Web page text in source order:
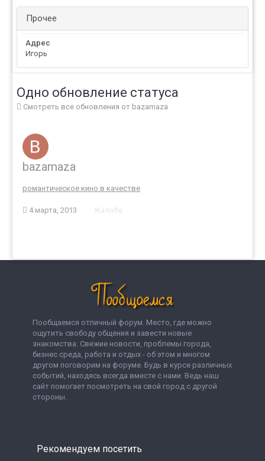
Прочее
Адрес
Игорь
Одно обновление статуса
Смотреть все обновления от bazamaza
bazamaza
романтическое кино в качестве
4 марта, 2013 Жалоба
Пообщаемся отличный форум. Место, где можно
ощутить свободу общения и завести новые
знакомства. Свежие новости, проблемы города,
бизнес среда, работа и отдых - об этом и многом
другом поговорим на форуме. Будь в курсе различных
событий, находясь всегда вместе с нами. Ведь наш
сайт помогает посмотреть на свой город с другой
стороны.
Рекомендуем посетить